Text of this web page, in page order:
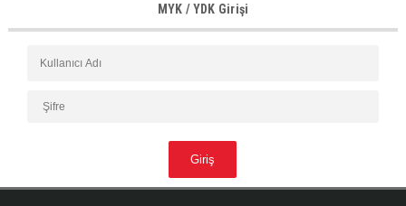
MYK / YDK Girişi